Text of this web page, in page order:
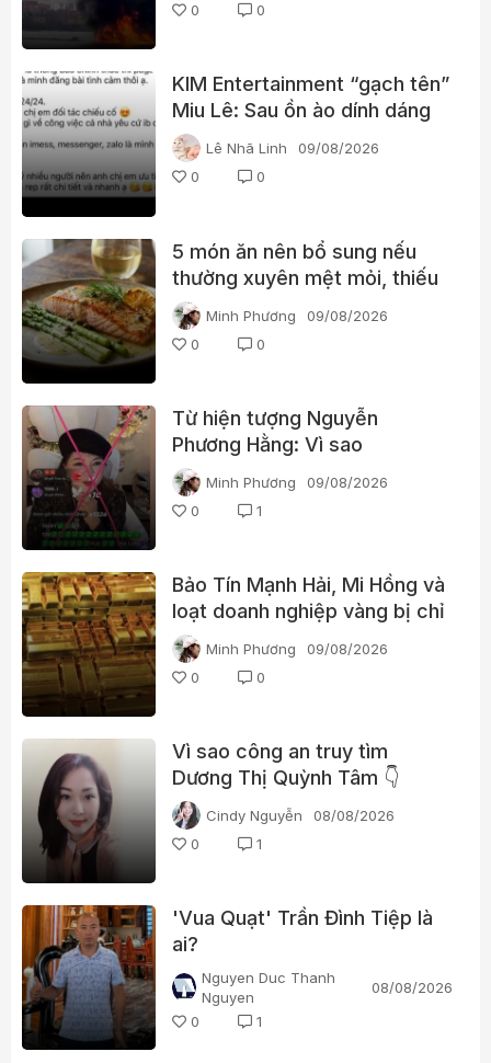
0
0
KIM Entertainment “gạch tên”
Miu Lê: Sau ồn ào dính dáng
ma túy, vị trí của nữ ca sĩ
thay đổi thế nào?
Lê Nhã Linh
09/08/2026
0
0
5 món ăn nên bổ sung nếu
thường xuyên mệt mỏi, thiếu
năng lượng
Minh Phương
09/08/2026
0
0
Từ hiện tượng Nguyễn
Phương Hằng: Vì sao
livestream càng gây tranh cãi
càng dễ “bùng nổ”?
Minh Phương
09/08/2026
0
1
Bảo Tín Mạnh Hải, Mi Hồng và
loạt doanh nghiệp vàng bị chỉ
ra nhiều vi phạm
Minh Phương
09/08/2026
0
0
Vì sao công an truy tìm
Dương Thị Quỳnh Tâm 👇
Cindy Nguyễn
08/08/2026
0
1
'Vua Quạt' Trần Đình Tiệp là
ai?
Nguyen Duc Thanh
Nguyen
08/08/2026
0
1